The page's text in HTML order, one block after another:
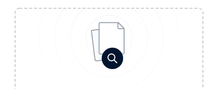
Acesse sua conta:
BROKER DE OFERTAS
ou cadastre-se se ainda não tem registro: